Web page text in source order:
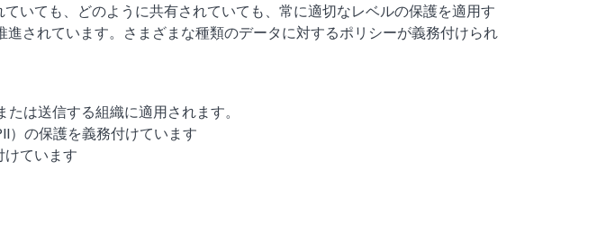
いても、どのように共有されていても、常に適切なレベルの保護を適用す
されています。さまざまな種類のデータに対するポリシーが義務付けられ
は送信する組織に適用されます。
）の保護を義務付けています
けています